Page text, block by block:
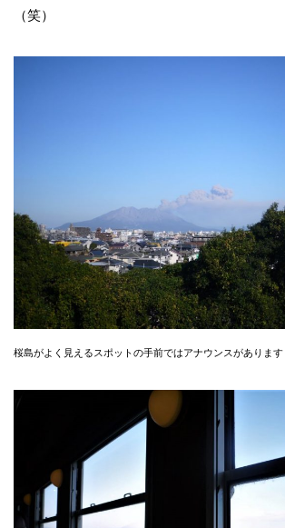
（笑）
桜島がよく見えるスポットの手前ではアナウンスがあります